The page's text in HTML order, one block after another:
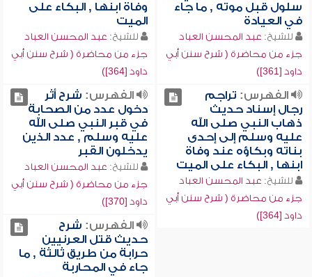
سلول قبل موته , ما جاء
في العيادة
للشيخ: عبد المحسن العباد
جزء من محاضرة ( شرح سنن أبي
داود [361])
وفاة ابنها , البكاء على
الميت
للشيخ: عبد المحسن العباد
جزء من محاضرة ( شرح سنن أبي
داود [364])
الفهرس: تراجم
رجال إسناد حديث
ذهاب النبي صلى الله
عليه وسلم إلى إحدى
بناته وبكاؤه عند وفاة
ابنها , البكاء على الميت
للشيخ: عبد المحسن العباد
جزء من محاضرة ( شرح سنن أبي
داود [364])
الفهرس: شرح أثر
دخول عدد من الصحابة
في قبر النبي صلى الله
عليه وسلم , عدد الذين
يدخلون القبر
للشيخ: عبد المحسن العباد
جزء من محاضرة ( شرح سنن أبي
داود [370])
الفهرس: شرح
حديث قتل العرنيين
حرابة من طريق ثالثة , ما
جاء في المحاربة